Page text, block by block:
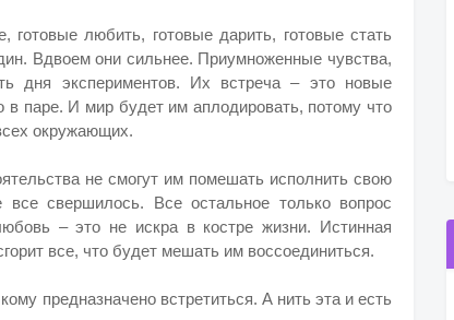
готовые любить, готовые дарить, готовые стать
Вдвоем они сильнее. Приумноженные чувства,
дня экспериментов. Их встреча – это новые
в паре. И мир будет им аплодировать, потому что
окружающих.
не смогут им помешать исполнить свою
свершилось. Все остальное только вопрос
– это не искра в костре жизни. Истинная
все, что будет мешать им воссоединиться.
предназначено встретиться. А нить эта и есть